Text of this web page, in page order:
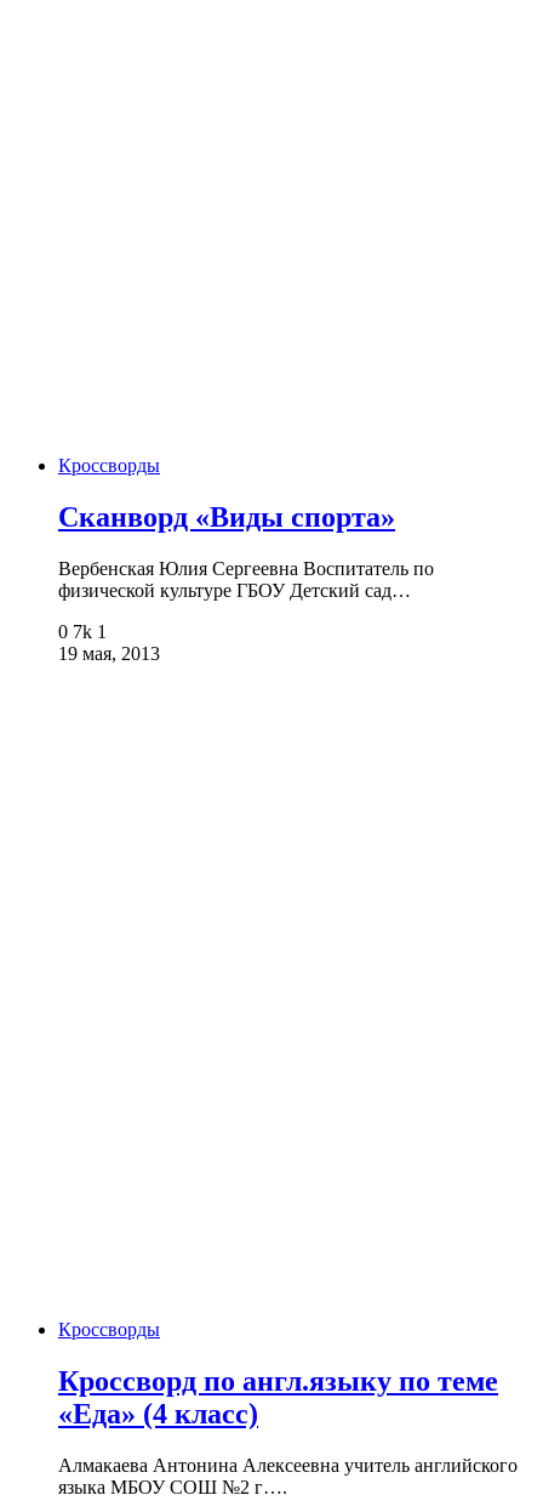
Кроссворды
Сканворд «Виды спорта»
Вербенская Юлия Сергеевна Воспитатель по
физической культуре ГБОУ Детский сад…
0 7k 1
19 мая, 2013
Кроссворды
Кроссворд по англ.языку по теме
«Еда» (4 класс)
Алмакаева Антонина Алексеевна учитель английского
языка МБОУ СОШ №2 г….